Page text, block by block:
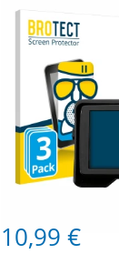
Navigator V 5"
10,99 €